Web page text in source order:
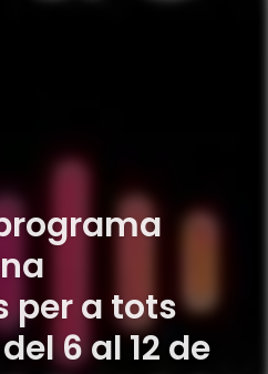
per a tots
6 al 12 de